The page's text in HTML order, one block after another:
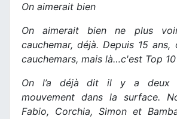
On aimerait bien
On aimerait bien ne plus
cauchemar, déjà. Depuis 15
cauchemars, mais là…c'est Top
On l’a déjà dit il y a deux
mouvement dans la surface.
Fabio, Corchia, Simon et